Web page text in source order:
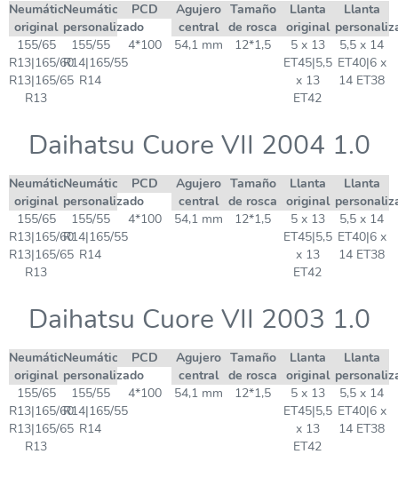
Neumático
original
Neumático
personalizado
PCD
Agujero
central
Tamaño
de rosca
Llanta
original
Llanta
155/65
R13|165/60
R13|165/65
R13
155/55
R14|165/55
R14
4*100 54,1 mm 12*1,5
5 x 13
ET45|5,5
x 13
ET42
5,5 x 14
ET40|6 x
14 ET38
Daihatsu Cuore VII 2004 1.0
Neumático
original
Neumático
personalizado
PCD
Agujero
central
Tamaño
de rosca
Llanta
original
Llanta
155/65
R13|165/60
R13|165/65
R13
155/55
R14|165/55
R14
4*100 54,1 mm 12*1,5
5 x 13
ET45|5,5
x 13
ET42
5,5 x 14
ET40|6 x
14 ET38
Daihatsu Cuore VII 2003 1.0
Neumático
original
Neumático
personalizado
PCD
Agujero
central
Tamaño
de rosca
Llanta
original
Llanta
155/65
R13|165/60
R13|165/65
R13
155/55
R14|165/55
R14
4*100 54,1 mm 12*1,5
5 x 13
ET45|5,5
x 13
ET42
5,5 x 14
ET40|6 x
14 ET38